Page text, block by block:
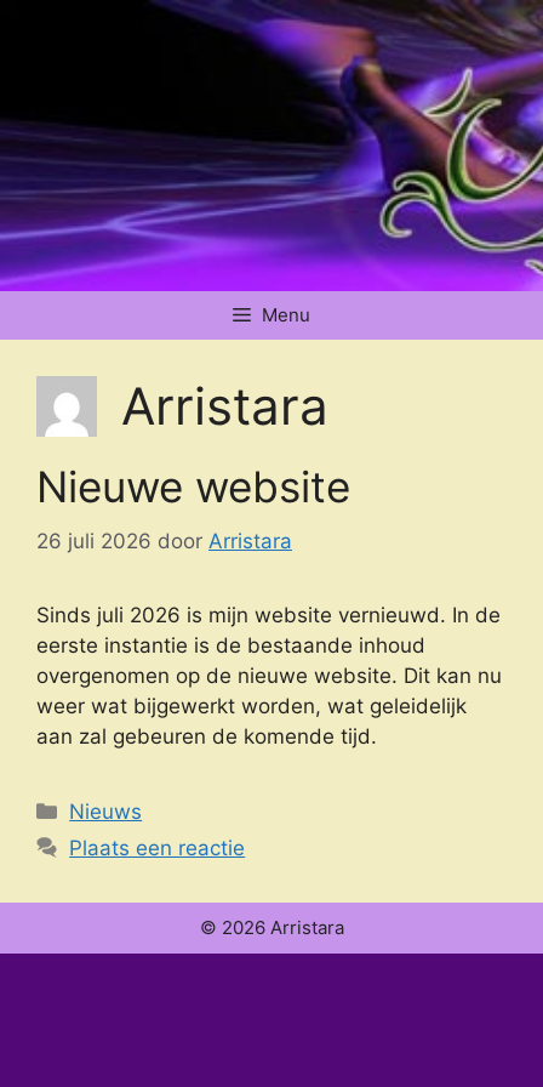
Menu
Arristara
Nieuwe website
26 juli 2026 door Arristara
Sinds juli 2026 is mijn website vernieuwd. In de
eerste instantie is de bestaande inhoud
overgenomen op de nieuwe website. Dit kan nu
weer wat bijgewerkt worden, wat geleidelijk
aan zal gebeuren de komende tijd.
Categorieën
Nieuws
Plaats een reactie
© 2026 Arristara